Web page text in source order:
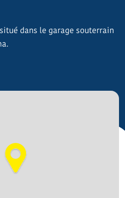
dans le garage souterrain